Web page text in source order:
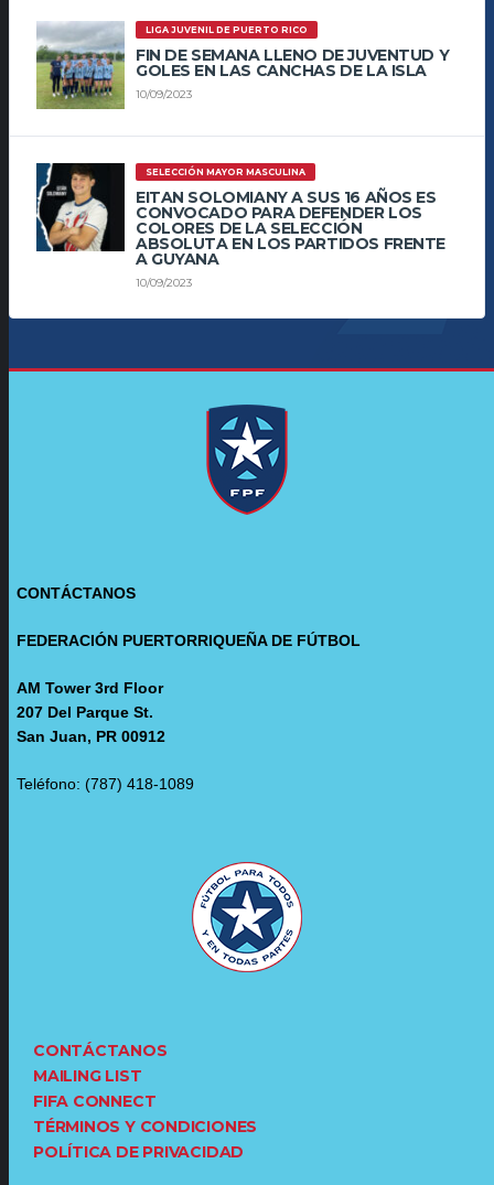
LIGA JUVENIL DE PUERTO RICO
FIN DE SEMANA LLENO DE JUVENTUD Y
GOLES EN LAS CANCHAS DE LA ISLA
10/09/2023
SELECCIÓN MAYOR MASCULINA
EITAN SOLOMIANY A SUS 16 AÑOS ES
CONVOCADO PARA DEFENDER LOS
COLORES DE LA SELECCIÓN
ABSOLUTA EN LOS PARTIDOS FRENTE
A GUYANA
10/09/2023
CONTÁCTANOS
FEDERACIÓN PUERTORRIQUEÑA DE FÚTBOL
AM Tower 3rd Floor
207 Del Parque St.
San Juan, PR 00912
Teléfono: (787) 418-1089
CONTÁCTANOS
MAILING LIST
FIFA CONNECT
TÉRMINOS Y CONDICIONES
POLÍTICA DE PRIVACIDAD